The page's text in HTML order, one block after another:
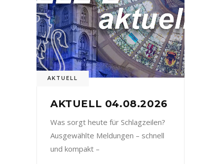
AKTUELL
AKTUELL 04.08.2026
Was sorgt heute für Schlagzeilen?
Ausgewählte Meldungen – schnell
und kompakt –